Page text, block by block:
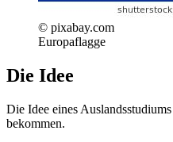
© pixabay.com
Europaflagge
Die Idee
Die Idee eines
bekommen.